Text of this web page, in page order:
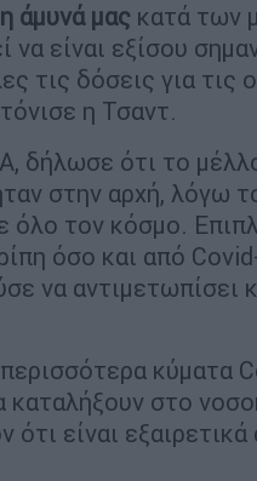
άμυνά μας κατά των
είναι εξίσου
τις δόσεις για τις
η Τσαντ.
δήλωσε ότι το
στην αρχή, λόγω
τον κόσμο.
όσο και από
να αντιμετωπίσει
κύματα
καταλήξουν στο
είναι